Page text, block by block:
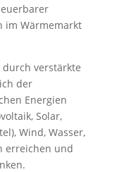
im Wärmemarkt
verstärkte
der
Energien
Solar,
Wind, Wasser,
erreichen und